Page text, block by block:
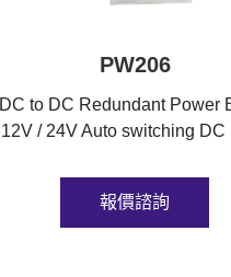
PW206
DC to DC Redundant Power
12V / 24V Auto switching DC
報價諮詢